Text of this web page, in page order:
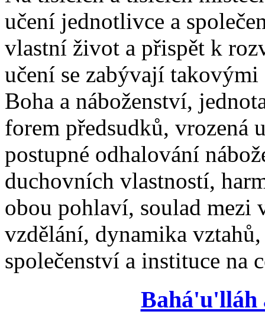
učení jednotlivce a
vlastní život a přispět k
učení se zabývají
Boha a náboženství,
forem předsudků, vrozená
postupné odhalování
duchovních vlastností,
obou pohlaví, soulad mezi
vzdělání, dynamika
společenství a instituce na
Bahá'u'lláh